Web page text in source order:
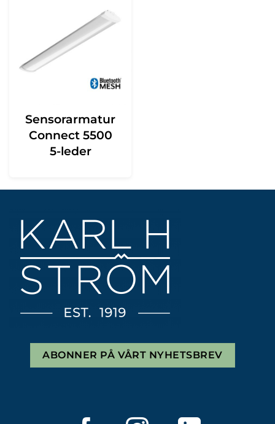
Sensorarmatur
Connect 5500
5-leder
ABONNER PÅ VÅRT NYHETSBREV